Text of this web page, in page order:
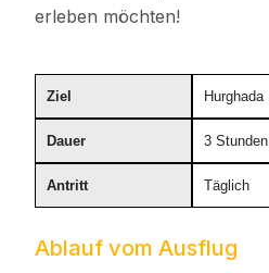
erleben möchten!
Ziel
Dauer
Antritt
Hurghada
3 Stunden
Täglich
Ablauf vom Ausflug